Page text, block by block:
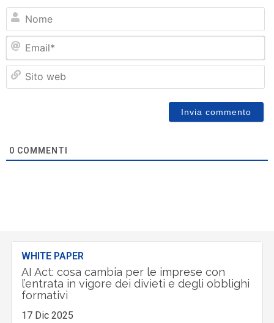
0 COMMENTI
WHITE PAPER
AI Act: cosa cambia per le imprese con
l’entrata in vigore dei divieti e degli obblighi
formativi
17 Dic 2025